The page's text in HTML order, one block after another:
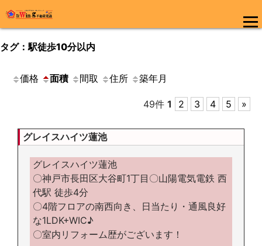
タグ：駅徒歩10分以内
価格 面積 間取 住所 築年月
49件 1 2 3 4 5 »
グレイスハイツ蓮池
グレイスハイツ蓮池
〇神戸市長田区大谷町1丁目〇山陽電気電鉄 西
代駅 徒歩4分
〇4階フロアの南西向き、日当たり・通風良好
な1LDK+WIC♪
〇室内リフォーム歴がございます！